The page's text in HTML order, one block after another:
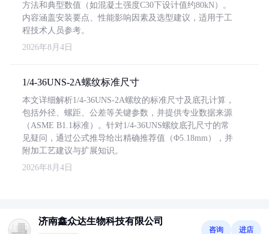
方法和典型数值（如混凝土强度C30下设计值约80kN）。
内容涵盖安装要点、性能影响因素及选型建议，适用于工
程技术人员参考。
2026年8月4日
1/4-36UNS-2A螺纹标准尺寸
本文详细解析1/4-36UNS-2A螺纹的标准尺寸及底孔计算，
包括外径、螺距、公差等关键参数，并提供专业数据来源
（ASME B1.1标准）。针对1/4-36UNS螺纹底孔尺寸的常
见疑问，通过公式推导给出精确推荐值（Φ5.18mm），并
附加工艺建议与扩展知识。
2026年8月4日
济南鑫众达生物科技有限公司
咨询 进店